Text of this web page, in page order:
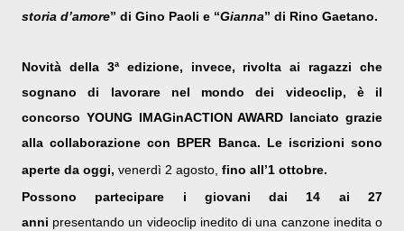
storia d’amore” di Gino Paoli e “Gianna” di Rino Gaetano.
Novità della 3ª edizione, invece, rivolta ai ragazzi che
sognano di lavorare nel mondo dei videoclip, è il
concorso YOUNG IMAGinACTION AWARD lanciato grazie
alla collaborazione con BPER Banca. Le iscrizioni sono
aperte da oggi, venerdì 2 agosto, fino all’1 ottobre.
Possono partecipare i giovani dai 14 ai 27
anni presentando un videoclip inedito di una canzone inedita o